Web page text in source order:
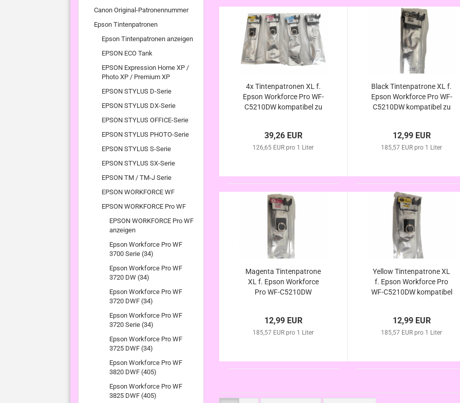
4x Tintenpatronen XL f.
Epson Workforce Pro WF-
C5210DW kompatibel zu
39,26 EUR
126,65 EUR pro 1 Liter
Black Tintenpatrone XL f.
Epson Workforce Pro WF-
C5210DW kompatibel zu
12,99 EUR
185,57 EUR pro 1 Liter
Magenta Tintenpatrone
XL f. Epson Workforce
Pro WF-C5210DW
12,99 EUR
185,57 EUR pro 1 Liter
Yellow Tintenpatrone XL
f. Epson Workforce Pro
WF-C5210DW kompatibel
12,99 EUR
185,57 EUR pro 1 Liter
Canon Original-Patronennummer
Epson Tintenpatronen
Epson Tintenpatronen anzeigen
EPSON ECO Tank
EPSON Expression Home XP /
Photo XP / Premium XP
EPSON STYLUS D-Serie
EPSON STYLUS DX-Serie
EPSON STYLUS OFFICE-Serie
EPSON STYLUS PHOTO-Serie
EPSON STYLUS S-Serie
EPSON STYLUS SX-Serie
EPSON TM / TM-J Serie
EPSON WORKFORCE WF
EPSON WORKFORCE Pro WF
EPSON WORKFORCE Pro WF
anzeigen
Epson Workforce Pro WF
3700 Serie (34)
Epson Workforce Pro WF
3720 DW (34)
Epson Workforce Pro WF
3720 DWF (34)
Epson Workforce Pro WF
3720 Serie (34)
Epson Workforce Pro WF
3725 DWF (34)
Epson Workforce Pro WF
3820 DWF (405)
Epson Workforce Pro WF
3825 DWF (405)